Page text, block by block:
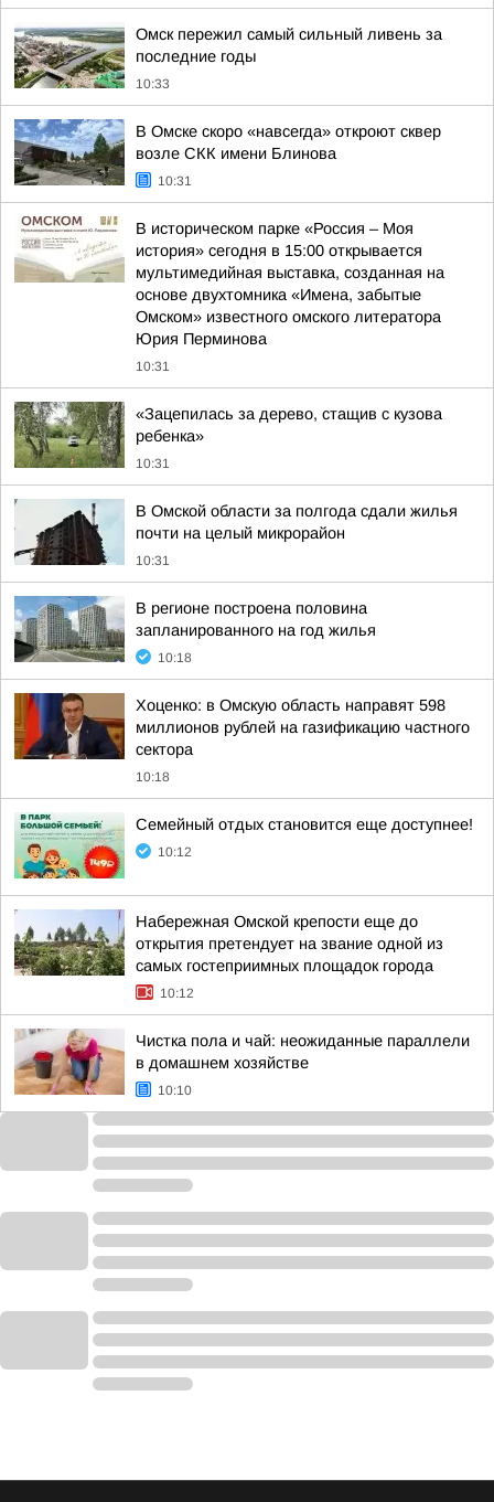
Омск пережил самый сильный ливень за
последние годы
10:33
В Омске скоро «навсегда» откроют сквер
возле СКК имени Блинова
10:31
В историческом парке «Россия – Моя
история» сегодня в 15:00 открывается
мультимедийная выставка, созданная на
основе двухтомника «Имена, забытые
Омском» известного омского литератора
Юрия Перминова
10:31
«Зацепилась за дерево, стащив с кузова
ребенка»
10:31
В Омской области за полгода сдали жилья
почти на целый микрорайон
10:31
В регионе построена половина
запланированного на год жилья
10:18
Хоценко: в Омскую область направят 598
миллионов рублей на газификацию частного
сектора
10:18
Семейный отдых становится еще доступнее!
10:12
Набережная Омской крепости еще до
открытия претендует на звание одной из
самых гостеприимных площадок города
10:12
Чистка пола и чай: неожиданные параллели
в домашнем хозяйстве
10:10